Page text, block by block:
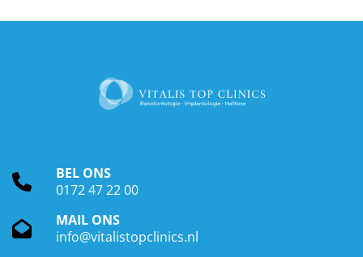
BEL ONS
0172 47 22 00
MAIL ONS
info@vitalistopclinics.nl